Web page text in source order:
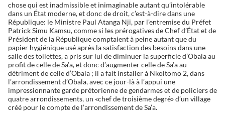
chose qui est inadmissible et inimaginable autant qu’intolérable
dans un État moderne, et donc de droit, c’est-à-dire dans une
République: le Ministre Paul Atanga Nji, par l’entremise du Préfet
Patrick Simu Kamsu, comme si les prérogatives de Chef d’État et de
Président de la République comptaient à peine autant que du
papier hygiénique usé après la satisfaction des besoins dans une
salle des toilettes, a pris sur lui de diminuer la superficie d’Obala au
profit de celle de Sa’a, et donc d’augmenter celle de Sa’a au
détriment de celle d’Obala ; il a fait installer à Nkoltomo 2, dans
l’arrondissement d’Obala, avec ce jour-là à l’appui une
impressionnante garde prétorienne de gendarmes et de policiers de
quatre arrondissements, un «chef de troisième degré» d’un village
créé pour le compte de l’arrondissement de Sa’a.